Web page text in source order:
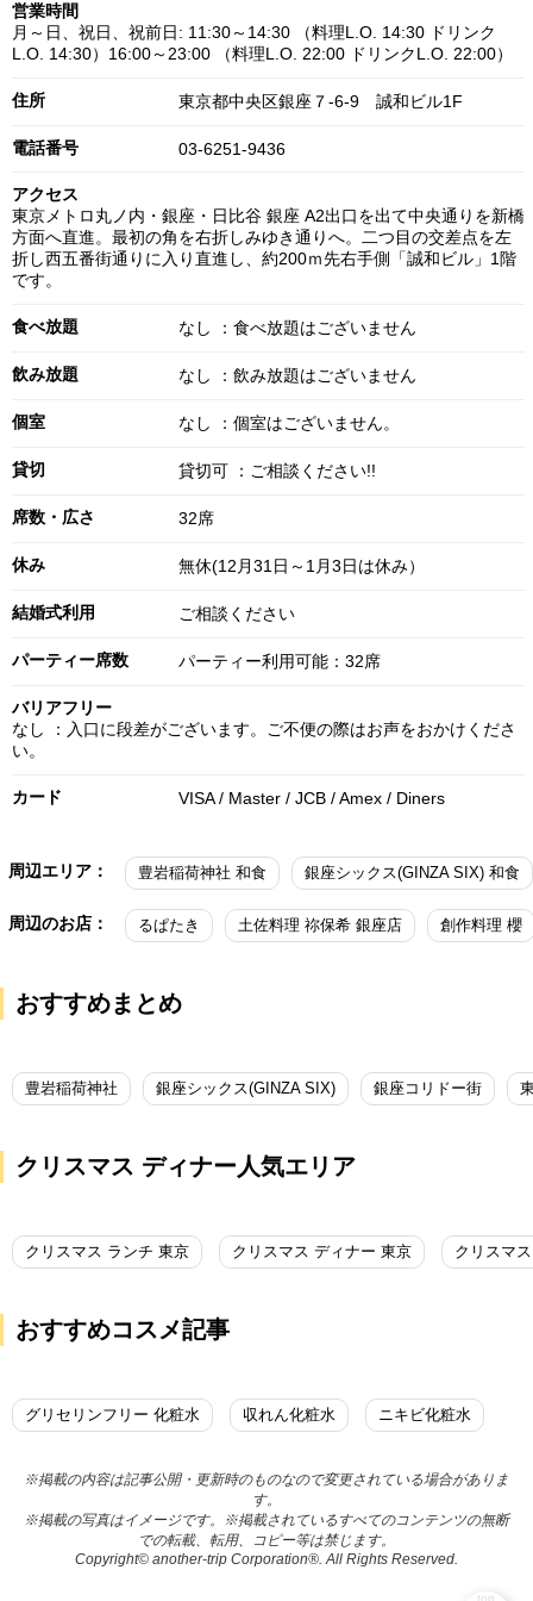
営業時間
月～日、祝日、祝前日: 11:30～14:30 （料理L.O. 14:30 ドリンク
L.O. 14:30）16:00～23:00 （料理L.O. 22:00 ドリンクL.O. 22:00）
住所 東京都中央区銀座７-6-9 誠和ビル1F
電話番号 03-6251-9436
アクセス
東京メトロ丸ノ内・銀座・日比谷 銀座 A2出口を出て中央通りを新橋
方面へ直進。最初の角を右折しみゆき通りへ。二つ目の交差点を左
折し西五番街通りに入り直進し、約200ｍ先右手側「誠和ビル」1階
です。
食べ放題 なし ：食べ放題はございません
飲み放題 なし ：飲み放題はございません
個室 なし ：個室はございません。
貸切 貸切可 ：ご相談ください!!
席数・広さ 32席
休み 無休(12月31日～1月3日は休み）
結婚式利用 ご相談ください
パーティー席数 パーティー利用可能：32席
バリアフリー
なし ：入口に段差がございます。ご不便の際はお声をおかけくださ
い。
カード VISA / Master / JCB / Amex / Diners
周辺エリア： 豊岩稲荷神社 和食 銀座シックス(GINZA SIX) 和食
周辺のお店： るぱたき 土佐料理 祢保希 銀座店 創作料理 櫻
おすすめまとめ
豊岩稲荷神社 銀座シックス(GINZA SIX) 銀座コリドー街
クリスマス ディナー人気エリア
クリスマス ランチ 東京 クリスマス ディナー 東京 クリスマ
おすすめコスメ記事
グリセリンフリー 化粧水 収れん化粧水 ニキビ化粧水
top
※掲載の内容は記事公開・更新時のものなので変更されている場合がありま
す。
※掲載の写真はイメージです。※掲載されているすべてのコンテンツの無断
での転載、転用、コピー等は禁じます。
Copyright© another-trip Corporation®. All Rights Reserved.